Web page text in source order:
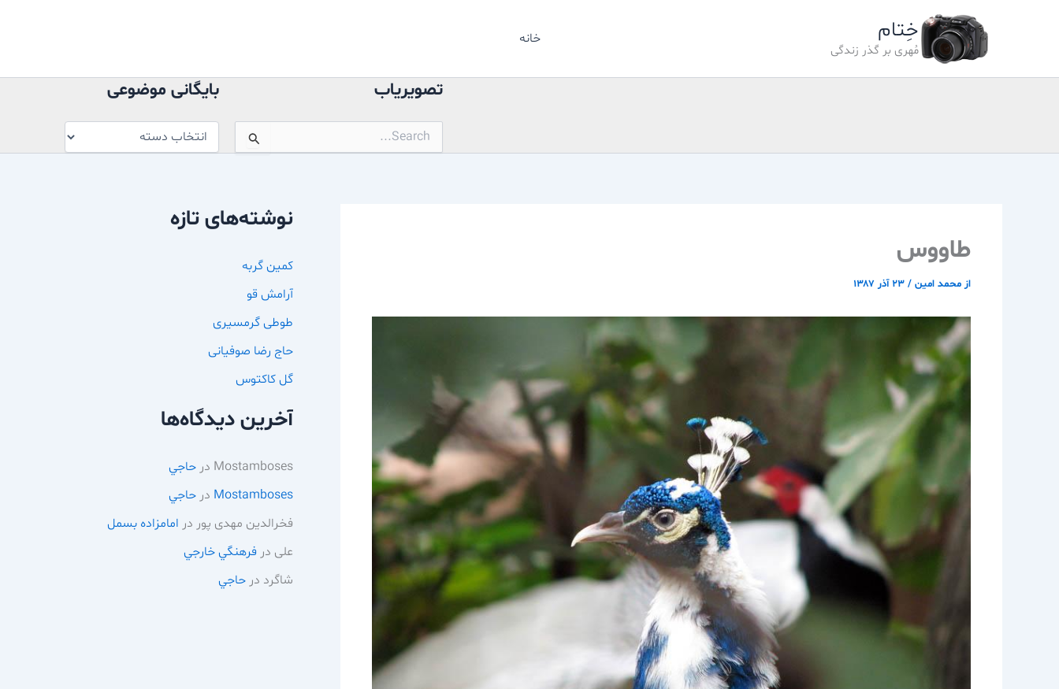
خِتام
مُهری بر گذر زندگی
خانه
تصویریاب
جستجو
برای:
بایگانی موضوعی
طاووس
از محمد امین / ۲۳ آذر ۱۳۸۷
نوشته‌های تازه
کمین گربه
آرامش قو
طوطی گرمسیری
حاج رضا صوفیانی
گل کاکتوس
آخرین دیدگاه‌ها
Mostamboses در حاجي
Mostamboses در حاجي
فخرالدین مهدی پور در امامزاده بسمل
علی در فرهنگي خارجي
شاگرد در حاجي